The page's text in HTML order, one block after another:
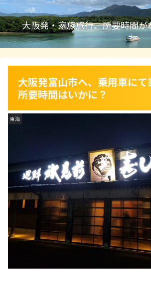
大阪発・家族旅行、所要時間が
大阪発富山市へ、乗用車にて
所要時間はいかに？
東海